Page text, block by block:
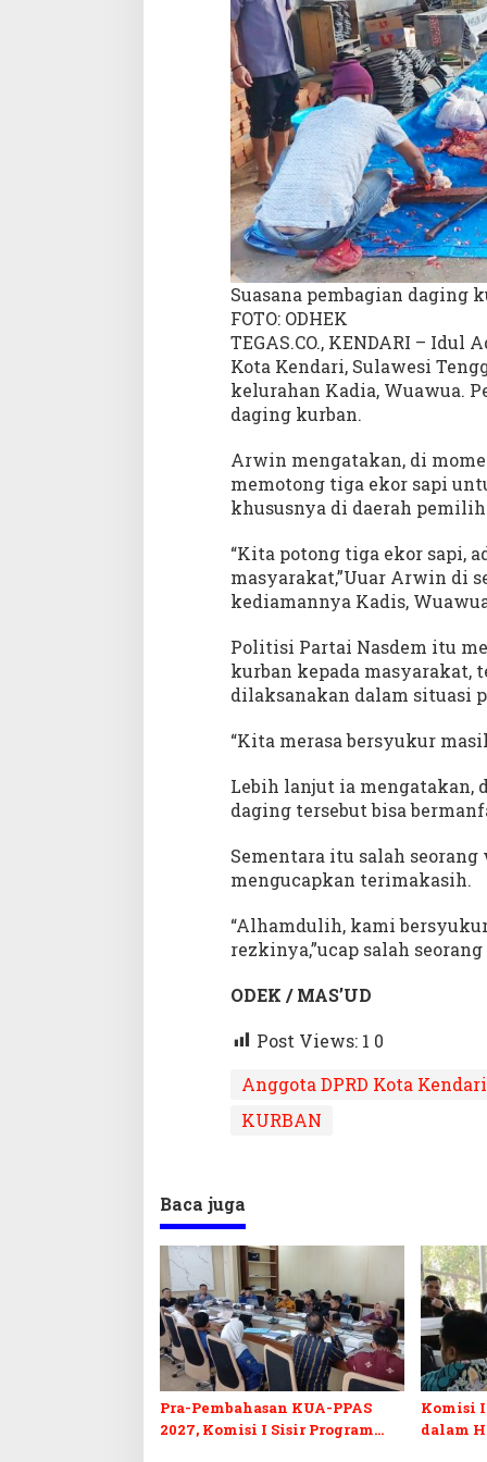
i
n
i
K
u
r
b
a
n
T
i
g
a
E
k
o
r
S
a
i
Suasana pembagian daging
FOTO: ODHEK
TEGAS.CO., KENDARI – Idul
Kota Kendari, Sulawesi
kelurahan Kadia, Wuawua.
daging kurban.
Arwin mengatakan, di
memotong tiga ekor sapi
khususnya di daerah
“Kita potong tiga ekor sapi,
masyarakat,”Uuar Arwin di
kediamannya Kadis,
Politisi Partai Nasdem itu
kurban kepada
dilaksanakan dalam situasi
“Kita merasa bersyukur
Lebih lanjut ia mengatakan,
daging tersebut bisa
Sementara itu salah
mengucapkan terimakasih.
“Alhamdulih, kami
rezkinya,”ucap salah
ODEK / MAS’UD
Post Views: 1 0
Anggota DPRD Kota
KURBAN
Baca juga
Pra-Pembahasan KUA-PPAS
2027, Komisi I Sisir Program
Komisi
dalam